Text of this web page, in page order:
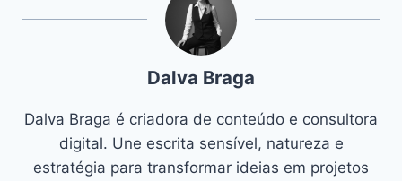
Dalva Braga
Dalva Braga é criadora de conteúdo e consultora
digital. Une escrita sensível, natureza e
estratégia para transformar ideias em projetos